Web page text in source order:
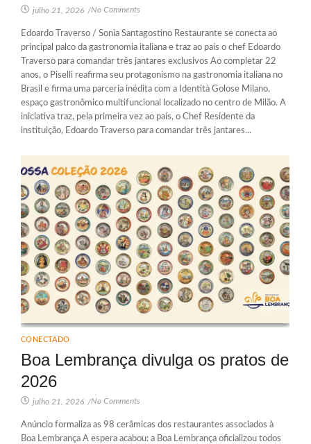
julho 21, 2026 /No Comments
Edoardo Traverso / Sonia Santagostino Restaurante se conecta ao
principal palco da gastronomia italiana e traz ao país o chef Edoardo
Traverso para comandar três jantares exclusivos Ao completar 22
anos, o Piselli reafirma seu protagonismo na gastronomia italiana no
Brasil e firma uma parceria inédita com a Identità Golose Milano,
espaço gastronômico multifuncional localizado no centro de Milão. A
iniciativa traz, pela primeira vez ao país, o Chef Residente da
instituição, Edoardo Traverso para comandar três jantares...
CONECTADO
Boa Lembrança divulga os pratos de
2026
julho 21, 2026 /No Comments
Anúncio formaliza as 98 cerâmicas dos restaurantes associados à
Boa Lembrança A espera acabou: a Boa Lembrança oficializou todos